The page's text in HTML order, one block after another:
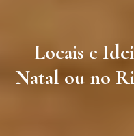
Locais e
Natal ou no